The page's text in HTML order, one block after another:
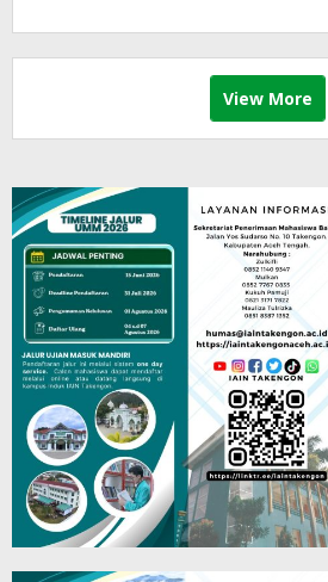
View More